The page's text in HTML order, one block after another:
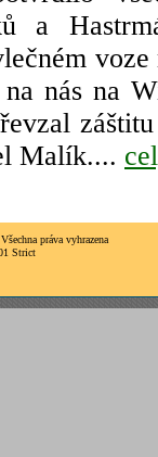
a
nás na
Malík....
práva vyhrazena
Strict